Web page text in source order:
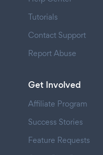
Tutorials
Contact Support
Report Abuse
Get Involved
Affiliate Program
Success Stories
Feature Requests